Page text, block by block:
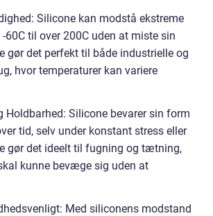
Silicone kan modstå ekstreme
60C til over 200C uden at miste sin
gør det perfekt til både industrielle og
hvor temperaturer kan variere
Holdbarhed: Silicone bevarer sin form
tid, selv under konstant stress eller
gør det ideelt til fugning og tætning,
kunne bevæge sig uden at
Med siliconens modstand